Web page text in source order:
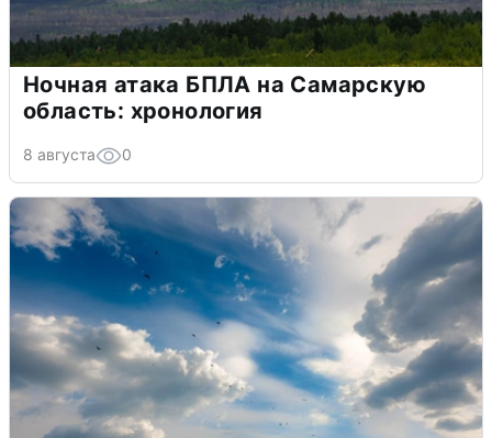
Ночная атака БПЛА на Самарскую
область: хронология
8 августа 0